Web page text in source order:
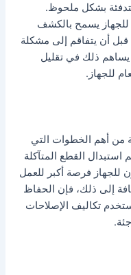
بشكل ملحوظ.
للجهاز يسمح بالكشف
أن يتفاقم إلى مشكلة
يساهم ذلك في تقليل
للجهاز.
من أهم الخطوات التي
القطع المتآكلة
للجهاز فرصة أكبر للعمل
إلى ذلك، فإن الحفاظ
تكاليف الإصلاحات